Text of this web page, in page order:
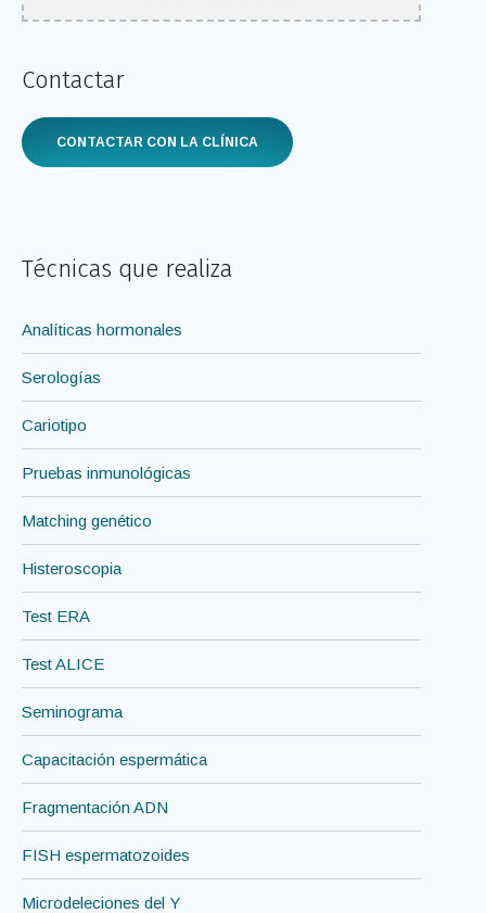
Contactar
CONTACTAR CON LA CLÍNICA
Técnicas que realiza
Analíticas hormonales
Serologías
Cariotipo
Pruebas inmunológicas
Matching genético
Histeroscopia
Test ERA
Test ALICE
Seminograma
Capacitación espermática
Fragmentación ADN
FISH espermatozoides
Microdeleciones del Y